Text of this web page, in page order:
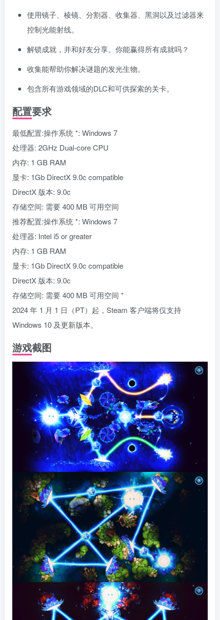
使用镜子、棱镜、分割器、收集器、黑洞以及过滤器来
控制光能射线。
解锁成就，并和好友分享。你能赢得所有成就吗？
收集能帮助你解决谜题的发光生物。
包含所有游戏领域的DLC和可供探索的关卡。
配置要求
最低配置:操作系统 *: Windows 7
处理器: 2GHz Dual-core CPU
内存: 1 GB RAM
显卡: 1Gb DirectX 9.0c compatible
DirectX 版本: 9.0c
存储空间: 需要 400 MB 可用空间
推荐配置:操作系统 *: Windows 7
处理器: Intel i5 or greater
内存: 1 GB RAM
显卡: 1Gb DirectX 9.0c compatible
DirectX 版本: 9.0c
存储空间: 需要 400 MB 可用空间 *
2024 年 1 月 1 日（PT）起，Steam 客户端将仅支持
Windows 10 及更新版本。
游戏截图